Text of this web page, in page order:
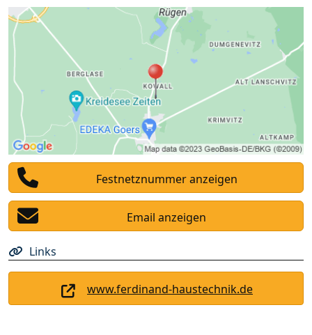
Festnetznummer anzeigen
Email anzeigen
Links
www.ferdinand-haustechnik.de